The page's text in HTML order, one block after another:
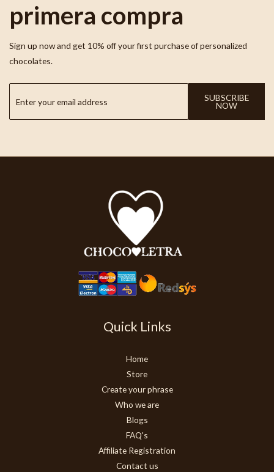
primera compra
Sign up now and get 10% off your first purchase of personalized
chocolates.
SUBSCRIBE
NOW
Quick Links
Home
Store
Create your phrase
Who we are
Blogs
FAQ's
Affiliate Registration
Contact us